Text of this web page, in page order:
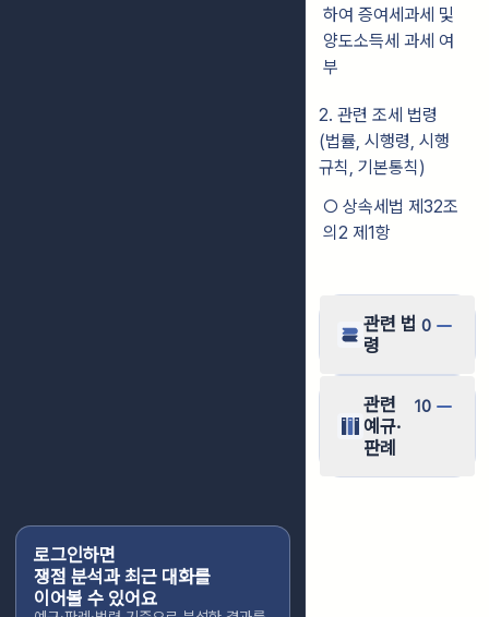
로그인하면
쟁점 분석과 최근 대화를
이어볼 수 있어요
하여 증여세과세 및
양도소득세 과세 여
부
2. 관련 조세 법령
(법률, 시행령, 시행
규칙, 기본통칙)
○ 상속세법 제32조
의2 제1항
관련 법
령
0
관련
예규·
판례
10